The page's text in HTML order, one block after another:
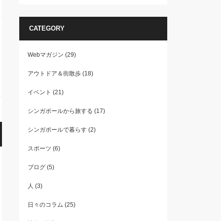
CATEGORY
Webマガジン (29)
アウトドア＆街散歩(18)
イベント (21)
シンガポールから旅する (17)
シンガポールで暮らす(2)
スポーツ (6)
ブログ(5)
人 (3)
日々のコラム (25)